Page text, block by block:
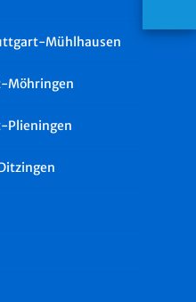
Mühlhausen
Möhringen
Plieningen